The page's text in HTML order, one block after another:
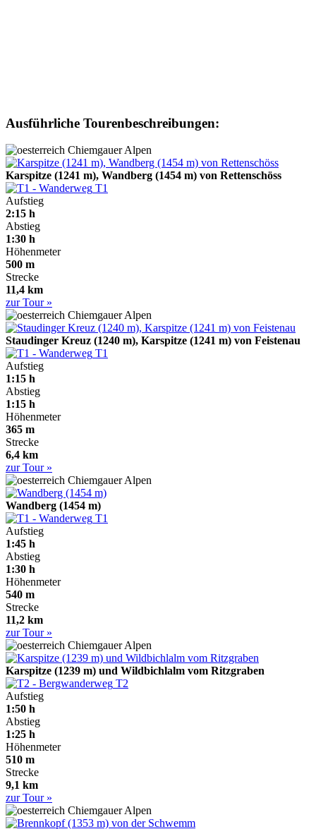
Ausführliche Tourenbeschreibungen:
Chiemgauer Alpen
Karspitze (1241 m), Wandberg (1454 m) von Rettenschöss
T1
Aufstieg
2:15 h
Abstieg
1:30 h
Höhenmeter
500 m
Strecke
11,4 km
zur Tour »
Chiemgauer Alpen
Staudinger Kreuz (1240 m), Karspitze (1241 m) von Feistenau
T1
Aufstieg
1:15 h
Abstieg
1:15 h
Höhenmeter
365 m
Strecke
6,4 km
zur Tour »
Chiemgauer Alpen
Wandberg (1454 m)
T1
Aufstieg
1:45 h
Abstieg
1:30 h
Höhenmeter
540 m
Strecke
11,2 km
zur Tour »
Chiemgauer Alpen
Karspitze (1239 m) und Wildbichlalm vom Ritzgraben
T2
Aufstieg
1:50 h
Abstieg
1:25 h
Höhenmeter
510 m
Strecke
9,1 km
zur Tour »
Chiemgauer Alpen